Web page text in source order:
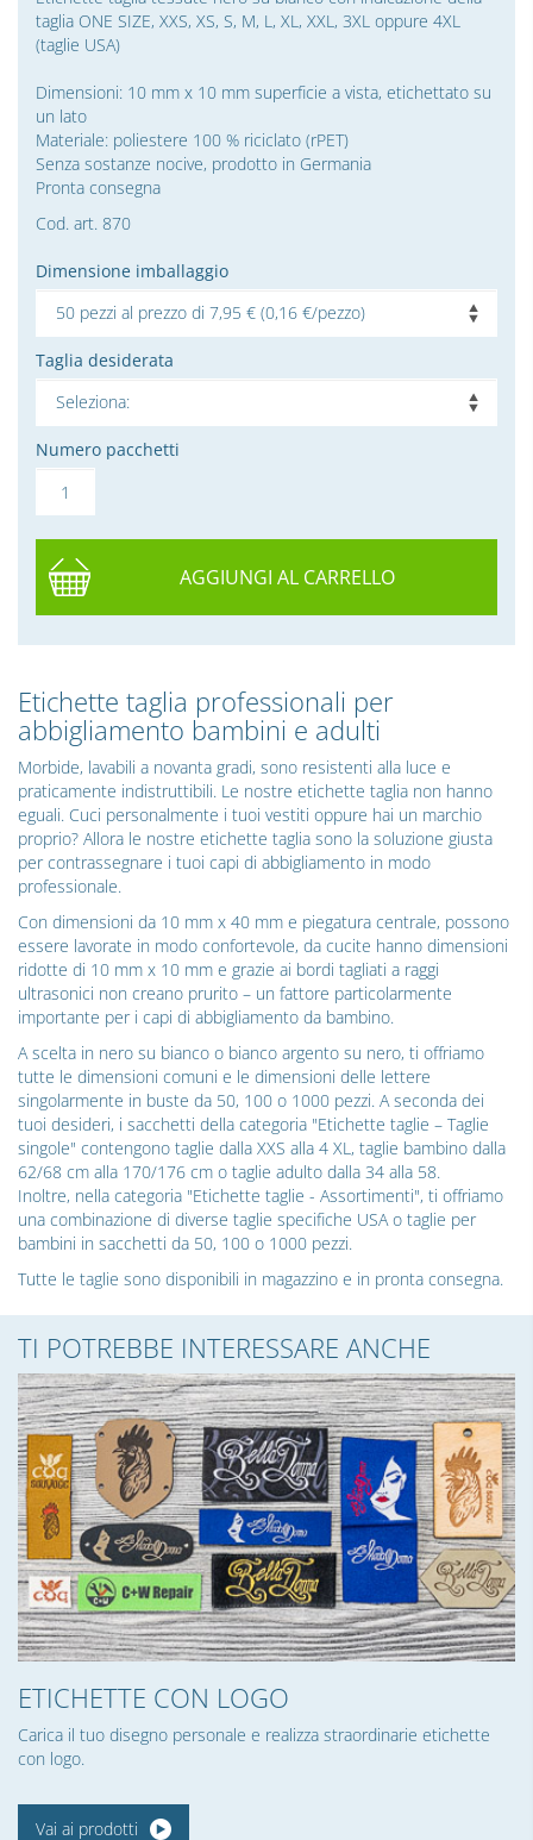
taglia ONE SIZE, XXS, XS, S, M, L, XL, XXL, 3XL oppure 4XL
(taglie USA)
Dimensioni: 10 mm x 10 mm superficie a vista, etichettato su
un lato
Materiale: poliestere 100 % riciclato (rPET)
Senza sostanze nocive, prodotto in Germania
Pronta consegna
Cod. art. 870
Dimensione imballaggio
Taglia desiderata
Numero pacchetti
AGGIUNGI AL CARRELLO
Etichette taglia professionali per
abbigliamento bambini e adulti
Morbide, lavabili a novanta gradi, sono resistenti alla luce e
praticamente indistruttibili. Le nostre etichette taglia non hanno
eguali. Cuci personalmente i tuoi vestiti oppure hai un marchio
proprio? Allora le nostre etichette taglia sono la soluzione giusta
per contrassegnare i tuoi capi di abbigliamento in modo
professionale.
Con dimensioni da 10 mm x 40 mm e piegatura centrale, possono
essere lavorate in modo confortevole, da cucite hanno dimensioni
ridotte di 10 mm x 10 mm e grazie ai bordi tagliati a raggi
ultrasonici non creano prurito – un fattore particolarmente
importante per i capi di abbigliamento da bambino.
A scelta in nero su bianco o bianco argento su nero, ti offriamo
tutte le dimensioni comuni e le dimensioni delle lettere
singolarmente in buste da 50, 100 o 1000 pezzi. A seconda dei
tuoi desideri, i sacchetti della categoria "Etichette taglie – Taglie
singole" contengono taglie dalla XXS alla 4 XL, taglie bambino dalla
62/68 cm alla 170/176 cm o taglie adulto dalla 34 alla 58.
Inoltre, nella categoria "Etichette taglie - Assortimenti", ti offriamo
una combinazione di diverse taglie specifiche USA o taglie per
bambini in sacchetti da 50, 100 o 1000 pezzi.
Tutte le taglie sono disponibili in magazzino e in pronta consegna.
TI POTREBBE INTERESSARE ANCHE
ETICHETTE CON LOGO
Carica il tuo disegno personale e realizza straordinarie etichette
con logo.
Vai ai prodotti